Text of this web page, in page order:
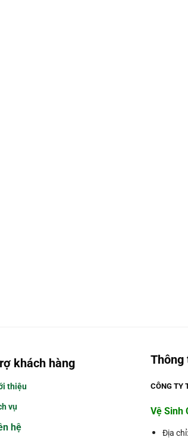
khách hàng
thiệu
vụ
hệ
Thông
CÔNG TY
Vệ Sinh
Địa